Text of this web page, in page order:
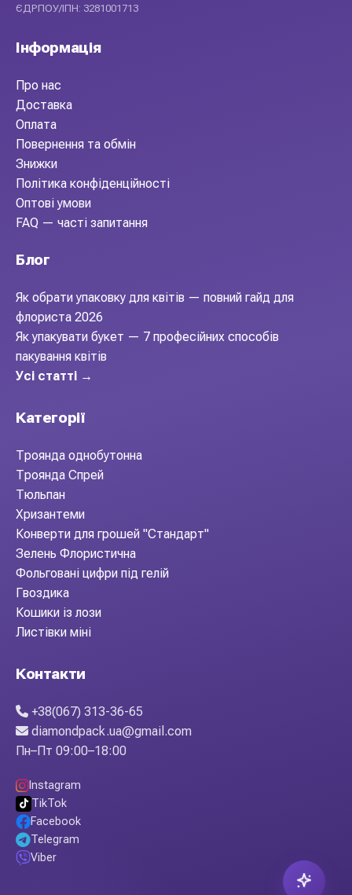
ЄДРПОУ/ІПН: 3281001713
Інформація
Про нас
Доставка
Оплата
Повернення та обмін
Знижки
Політика конфіденційності
Оптові умови
FAQ — часті запитання
Блог
Як обрати упаковку для квітів — повний гайд для
флориста 2026
Як упакувати букет — 7 професійних способів
пакування квітів
Усі статті →
Категорії
Троянда однобутонна
Троянда Спрей
Тюльпан
Хризантеми
Конверти для грошей "Стандарт"
Зелень Флористична
Фольговані цифри під гелій
Гвоздика
Кошики із лози
Листівки міні
Контакти
+38(067) 313-36-65
diamondpack.ua@gmail.com
Пн–Пт 09:00–18:00
Instagram
TikTok
Facebook
Telegram
Viber